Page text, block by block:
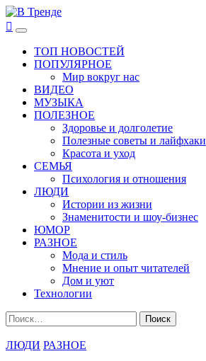
Перейти
к
содержимому
В Тренде
Самые свежие новости интернета
Основное
менюТОП НОВОСТЕЙ
ПОПУЛЯРНОЕ
Мир вокруг нас
ВИДЕО
МУЗЫКА
ПОЛЕЗНОЕ
Здоровье и долголетие
Полезные советы и лайфхаки
Красота и уход
СЕМЬЯ
Психология и отношения
ЛЮДИ
Истории из жизни
Знаменитости и шоу-бизнес
ЮМОР
РАЗНОЕ
Мода и стиль
Мнение и опыт читателей
Дом и уют
Технологии
Найти:
ЛЮДИ РАЗНОЕ